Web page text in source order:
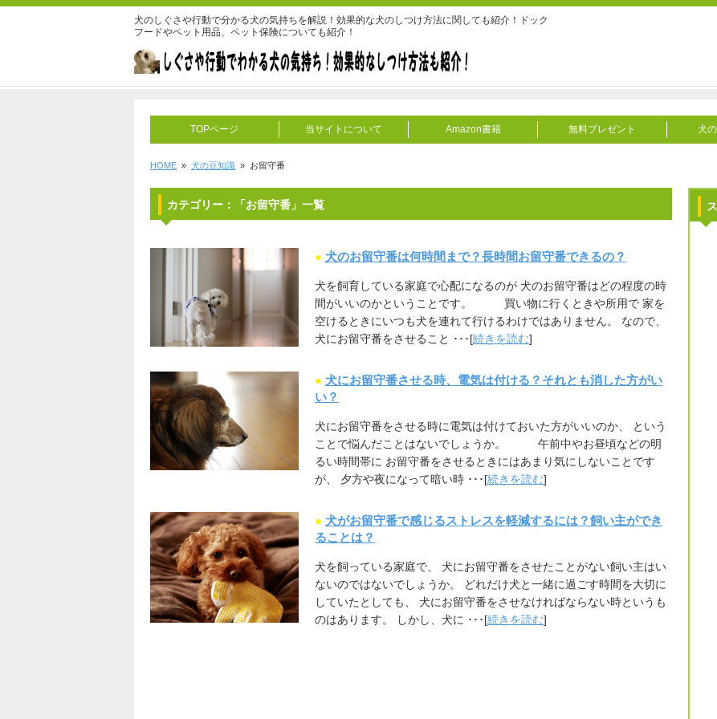
犬のしぐさや行動で分かる犬の気持ちを解説！効果的な犬のしつけ方法に関しても紹介！ドック
フードやペット用品、ペット保険についても紹介！
TOPページ 当サイトについて Amazon書籍 無料プレゼント 犬
HOME » 犬の豆知識 » お留守番
カテゴリー：「お留守番」一覧
● 犬のお留守番は何時間まで？長時間お留守番できるの？
犬を飼育している家庭で心配になるのが 犬のお留守番はどの程度の時
間がいいのかということです。 買い物に行くときや所用で 家を
空けるときにいつも犬を連れて行けるわけではありません。 なので、
犬にお留守番をさせること ･･･[続きを読む]
● 犬にお留守番させる時、電気は付ける？それとも消した方がい
い？
犬にお留守番をさせる時に電気は付けておいた方がいいのか、 という
ことで悩んだことはないでしょうか。 午前中やお昼頃などの明
るい時間帯に お留守番をさせるときにはあまり気にしないことです
が、 夕方や夜になって暗い時 ･･･[続きを読む]
● 犬がお留守番で感じるストレスを軽減するには？飼い主ができ
ることは？
犬を飼っている家庭で、 犬にお留守番をさせたことがない飼い主はい
ないのではないでしょうか。 どれだけ犬と一緒に過ごす時間を大切に
していたとしても、 犬にお留守番をさせなければならない時というも
のはあります。 しかし、犬に ･･･[続きを読む]